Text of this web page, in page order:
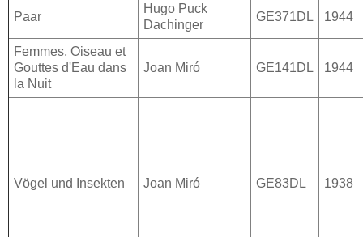
Paar
Hugo Puck
Dachinger
GE371DL 1944
Femmes, Oiseau et
Gouttes d'Eau dans
la Nuit
Joan Miró GE141DL 1944
Vögel und Insekten Joan Miró GE83DL 1938